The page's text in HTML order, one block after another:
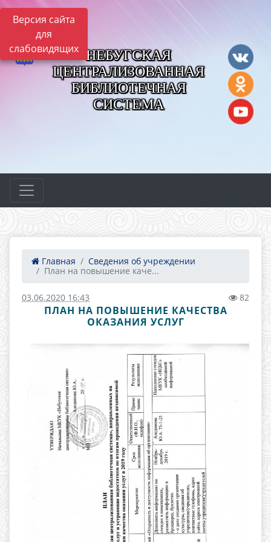
Версия сайта
для
слабовидящих
НЕБУГСКАЯ
ЦЕНТРАЛИЗОВАННАЯ
БИБЛИОТЕЧНАЯ
СИСТЕМА
Главная
Сведения об учреждении
План на повышение каче...
03.06.2020 16:43 82
ПЛАН НА ПОВЫШЕНИЕ КАЧЕСТВА
ОКАЗАНИЯ УСЛУГ